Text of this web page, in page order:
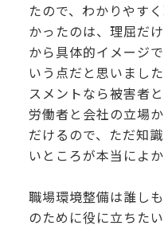
たので、わかりやす
かったのは、理屈だ
から具体的イメージ
いう点だと思いまし
スメントなら被害者
労働者と会社の立場
だけるので、ただ知
いところが本当によか
職場環境整備は誰し
のために役に立ちた